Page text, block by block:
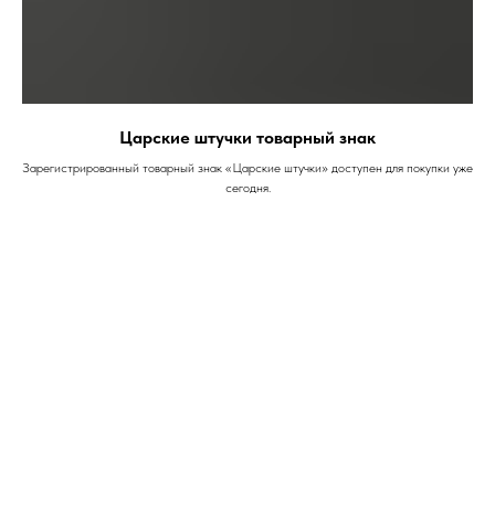
Царские штучки товарный знак
Зарегистрированный товарный знак «Царские штучки» доступен для покупки уже
сегодня.